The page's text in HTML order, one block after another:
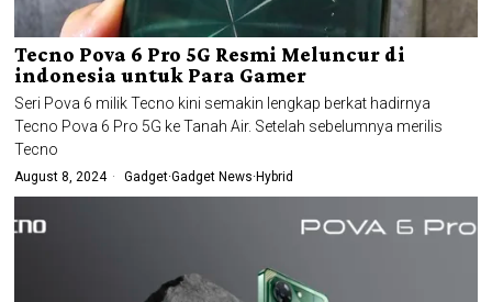
Tecno Pova 6 Pro 5G Resmi Meluncur di
indonesia untuk Para Gamer
Seri Pova 6 milik Tecno kini semakin lengkap berkat hadirnya
Tecno Pova 6 Pro 5G ke Tanah Air. Setelah sebelumnya merilis
Tecno
August 8, 2024 Gadget·Gadget News· Hybrid